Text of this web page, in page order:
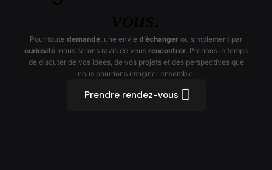
Pour toute demande, une envie d’échanger ou simplement par
curiosité, nous serons ravis de vous rencontrer. Prenons le temps
de discuter de vos idées, de vos projets et des perspectives que
nous pourrions imaginer ensemble.
Prendre rendez-vous